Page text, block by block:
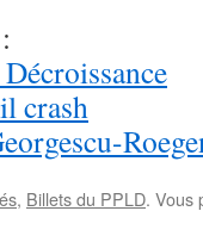
crash
, Billets du PPLD. Vous